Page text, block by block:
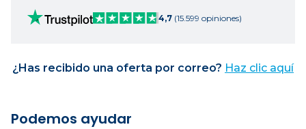
4,7 (15.599 opiniones)
¿Has recibido una oferta por correo? Haz clic aquí
Podemos ayudar